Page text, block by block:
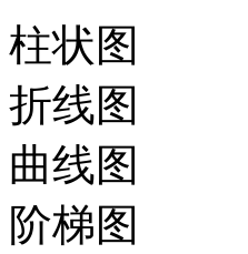
柱状图
折线图
曲线图
阶梯图